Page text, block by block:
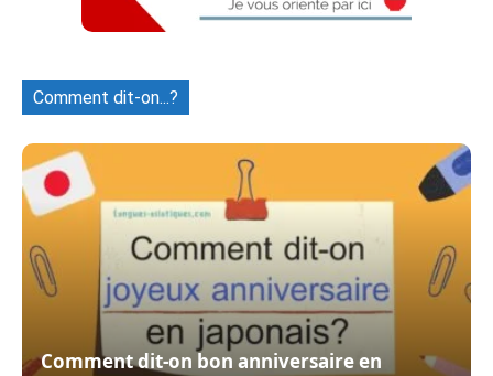
Comment dit-on...?
Comment dit-on bon anniversaire en